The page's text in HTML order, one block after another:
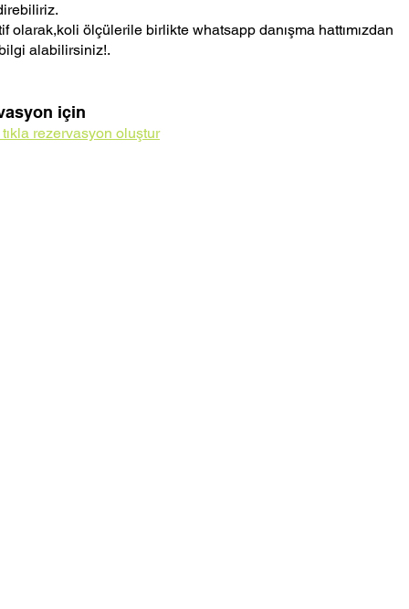
olarak,koli ölçülerile birlikte whatsapp danışma hattımızdan
alabilirsiniz!.
için
rezervasyon oluştur